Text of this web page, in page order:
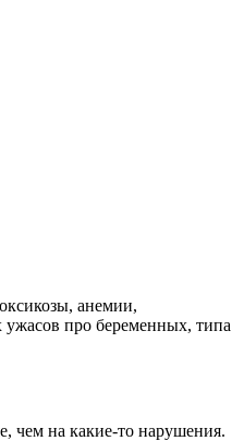
анемии,
про беременных, типа
чем на какие-то нарушения.